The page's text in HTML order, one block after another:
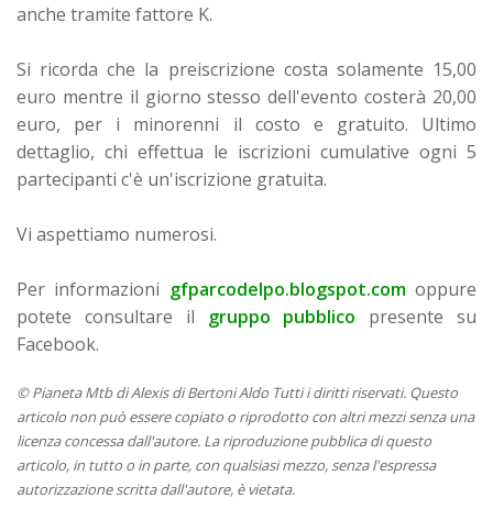
anche tramite fattore K.
Si ricorda che la preiscrizione costa solamente 15,00
euro mentre il giorno stesso dell'evento costerà 20,00
euro, per i minorenni il costo e gratuito. Ultimo
dettaglio, chi effettua le iscrizioni cumulative ogni 5
partecipanti c'è un'iscrizione gratuita.
Vi aspettiamo numerosi.
Per informazioni gfparcodelpo.blogspot.comoppure
potete consultare il
gruppo pubblico presente su
Facebook.
© Pianeta Mtb di Alexis di Bertoni Aldo Tutti i diritti riservati. Questo
articolo non può essere copiato o riprodotto con altri mezzi senza una
licenza concessa dall'autore. La riproduzione pubblica di questo
articolo, in tutto o in parte, con qualsiasi mezzo, senza l'espressa
autorizzazione scritta dall'autore, è vietata.